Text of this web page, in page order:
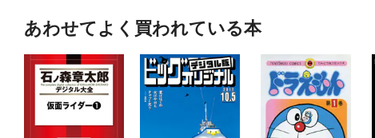
あわせてよく買われている本